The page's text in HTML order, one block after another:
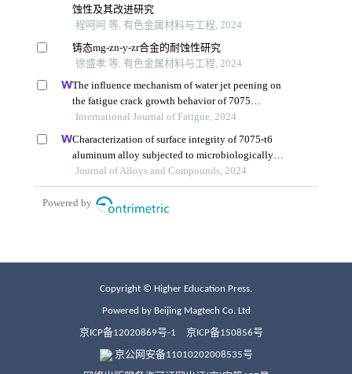
Copyright © Higher Education Press.
Powered by Beijing Magtech Co. Ltd
京ICP备12020869号-1 京ICP备150856号
京公网安备11010202008535号